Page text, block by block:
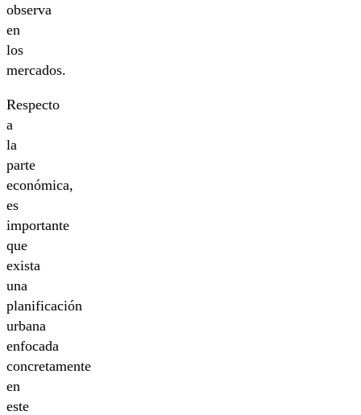
observa
en
los
mercados.
Respecto
a
la
parte
económica,
es
importante
que
exista
una
planificación
urbana
enfocada
concretamente
en
este